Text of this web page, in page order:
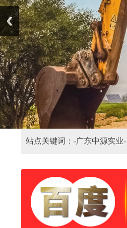
站点关键词：-广东中源实业-